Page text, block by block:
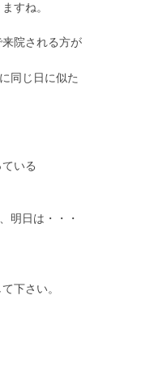
すね。
院される方が
同じ日に似た
いる
明日は・・・
下さい。